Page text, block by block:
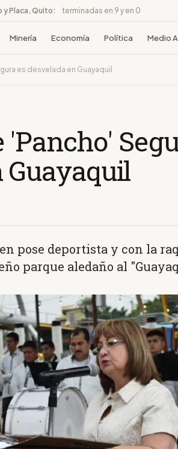
y Placa, Quito: terminadas en 9 y en 0
Minería Economía Política Medio
es desvelada en Guayaquil
'Pancho'
Guayaquil
pose deportista y con la
parque aledaño al